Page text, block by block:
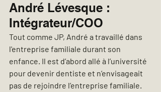
André Lévesque :
Intégrateur/COO
Tout comme JP, André a travaillé dans
l'entreprise familiale durant son
enfance. Il est d’abord allé à l’université
pour devenir dentiste et n’envisageait
pas de rejoindre l’entreprise familiale.